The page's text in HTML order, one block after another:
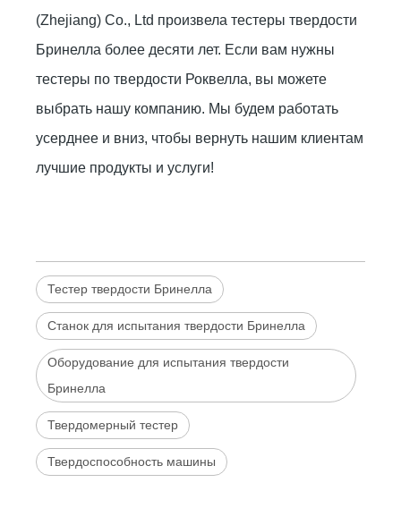
(Zhejiang) Co., Ltd произвела тестеры твердости
Бринелла более десяти лет. Если вам нужны
тестеры по твердости Роквелла, вы можете
выбрать нашу компанию. Мы будем работать
усерднее и вниз, чтобы вернуть нашим клиентам
лучшие продукты и услуги!
Тестер твердости Бринелла
Станок для испытания твердости Бринелла
Оборудование для испытания твердости
Бринелла
Твердомерный тестер
Твердоспособность машины